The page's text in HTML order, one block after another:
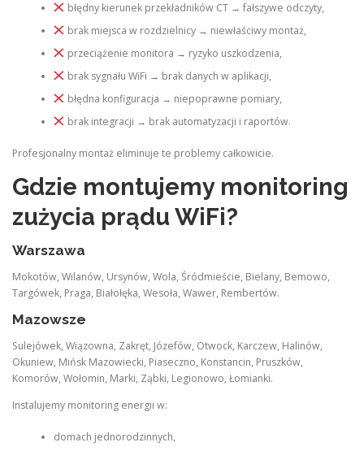
błędny kierunek przekładników CT → fałszywe odczyty,
brak miejsca w rozdzielnicy → niewłaściwy montaż,
przeciążenie monitora → ryzyko uszkodzenia,
brak sygnału WiFi → brak danych w aplikacji,
błędna konfiguracja → niepoprawne pomiary,
brak integracji → brak automatyzacji i raportów.
Profesjonalny montaż eliminuje te problemy całkowicie.
Gdzie montujemy monitoring
zużycia prądu WiFi?
Warszawa
Mokotów, Wilanów, Ursynów, Wola, Śródmieście, Bielany, Bemowo,
Targówek, Praga, Białołęka, Wesoła, Wawer, Rembertów.
Mazowsze
Sulejówek, Wiązowna, Zakręt, Józefów, Otwock, Karczew, Halinów,
Okuniew, Mińsk Mazowiecki, Piaseczno, Konstancin, Pruszków,
Komorów, Wołomin, Marki, Ząbki, Legionowo, Łomianki.
Instalujemy monitoring energii w:
domach jednorodzinnych,